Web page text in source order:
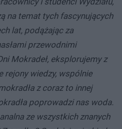
na temat tych fascynujących
lat, podążając za
przewodnimi
Mokradeł, eksplorujemy z
rejony wiedzy, wspólnie
z coraz to innej
poprowadzi nas woda.
ze wszystkich znanych